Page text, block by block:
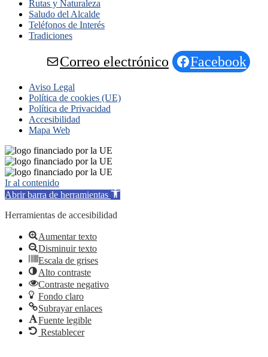
Rutas y Naturaleza
Saludo del Alcalde
Teléfonos de Interés
Tradiciones
Correo electrónico Facebook
Aviso Legal
Política de cookies (UE)
Política de Privacidad
Accesibilidad
Mapa Web
Ir al contenido
Abrir barra de herramientas
Herramientas de accesibilidad
Aumentar texto
Disminuir texto
Escala de grises
Alto contraste
Contraste negativo
Fondo claro
Subrayar enlaces
Fuente legible
Restablecer